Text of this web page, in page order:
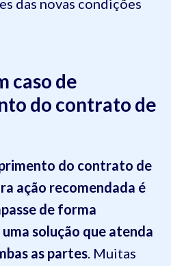
das novas condições
caso de
do contrato de
do contrato de
ação recomendada é
de forma
solução que atenda
as partes. Muitas